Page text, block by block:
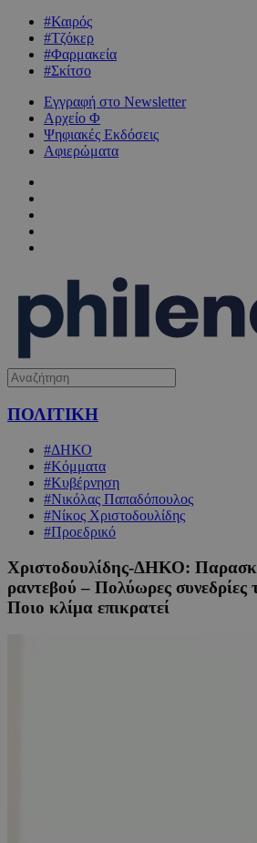
#Καιρός
#Τζόκερ
#Φαρμακεία
#Σκίτσο
Εγγραφή στο Newsletter
Αρχείο Φ
Ψηφιακές Εκδόσεις
Αφιερώματα
ΠΟΛΙΤΙΚΗ
#ΔΗΚΟ
#Κόμματα
#Κυβέρνηση
#Νικόλας Παπαδόπουλος
#Νίκος Χριστοδουλίδης
#Προεδρικό
Χριστοδουλίδης-ΔΗΚΟ:
ραντεβού – Πολύωρες συνεδρίες
Ποιο κλίμα επικρατεί